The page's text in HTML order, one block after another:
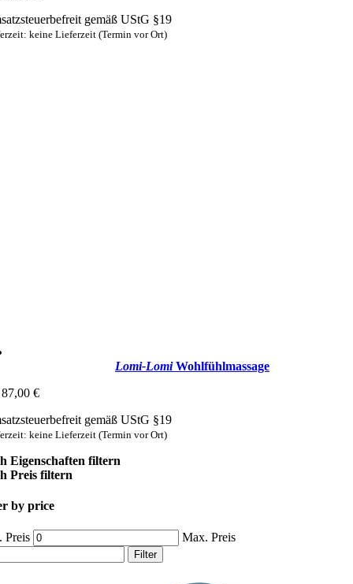
gemäß UStG §19
keine Lieferzeit (Termin vor Ort)
Lomi-LomiWohlfühlmassage
87,00 €
gemäß UStG §19
keine Lieferzeit (Termin vor Ort)
Eigenschaften filtern
Preis filtern
by price
Preis Max. Preis
Filter